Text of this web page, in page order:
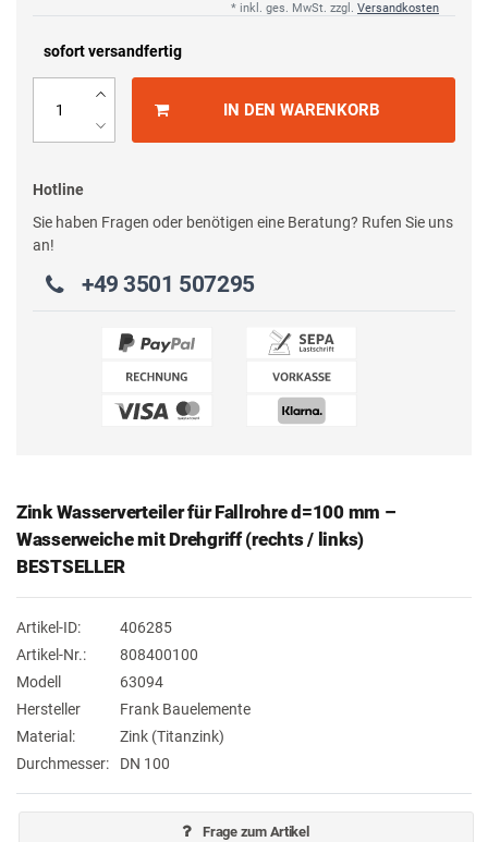
* inkl. ges. MwSt. zzgl. Versandkosten
sofort versandfertig
IN DEN WARENKORB
Hotline
Sie haben Fragen oder benötigen eine Beratung? Rufen Sie uns
an!
+49 3501 507295
Zink Wasserverteiler für Fallrohre d=100 mm –
Wasserweiche mit Drehgriff (rechts / links)
BESTSELLER
Artikel-ID:
406285
Artikel-Nr.:
808400100
Modell
63094
Hersteller
Frank Bauelemente
Material:
Zink (Titanzink)
Durchmesser:
DN 100
Frage zum Artikel